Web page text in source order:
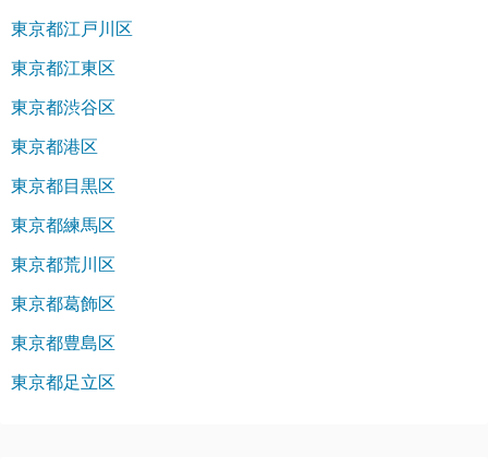
東京都江戸川区
東京都江東区
東京都渋谷区
東京都港区
東京都目黒区
東京都練馬区
東京都荒川区
東京都葛飾区
東京都豊島区
東京都足立区